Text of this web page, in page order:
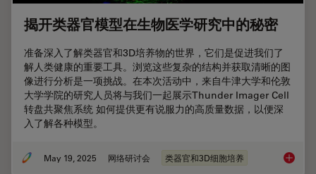
揭开类器官模型在生物医学研究中的秘密
准备深入了解类器官和3D培养物的世界，它们是促进我们了
解人类健康的重要工具。浏览这些复杂的结构并获取清晰的图
像进行分析是一项挑战。在本次活动中，来自牛津大学和伦敦
大学学院的研究人员将与我们一起展示Thunder Imager Cell
转盘共聚焦系统 如何提供更有说服力的高质量数据，以便深
入了解各种模型。
May 19, 2025 网络研讨会 类器官和3D细胞培养 揭开类